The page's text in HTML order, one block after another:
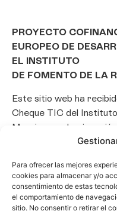
Para ofrecer las mejores
cookies para almacenar y/o
consentimiento de estas
el comportamiento de
sitio. No consentir o retirar el
PROYECTO
EUROPEO DE
EL INSTITUTO
DE FOMENTO DE LA
Este sitio web ha
Cheque TIC del
Murcia para la
implantación de un
promover la
de consultas y la
en el ámbito